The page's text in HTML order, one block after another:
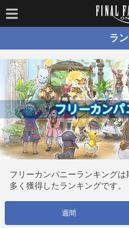
ラ
フリーカンパニーランキング
多く獲得したランキングです。
週間